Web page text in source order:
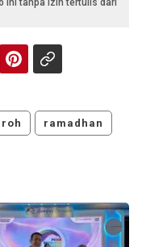
ramadhan